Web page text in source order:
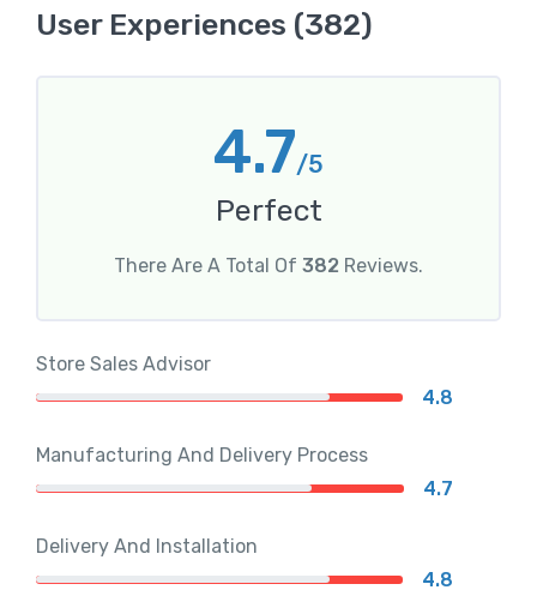
User Experiences (382)
4.7/5
Perfect
There Are A Total Of 382 Reviews.
Store Sales Advisor
4.8
Manufacturing And Delivery Process
4.7
Delivery And Installation
4.8